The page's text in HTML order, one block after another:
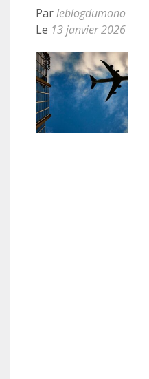
Parleblogdumono
Le 13 janvier 2026